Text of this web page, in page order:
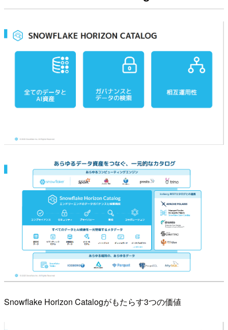
Snowflake Horizon Catalogがもたらす3つの価値